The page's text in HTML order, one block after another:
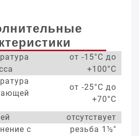
от -15°С до
+100°С
от -25°С до
+70°С
отсутствует
с
резьба 1½"